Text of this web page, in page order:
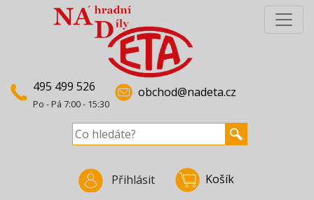
495 499 526
Po - Pá 7:00 - 15:30
obchod@nadeta.cz
Přihlásit Košík